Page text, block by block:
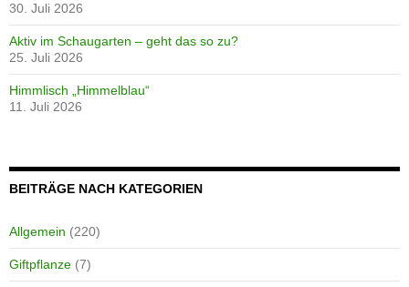
30. Juli 2026
Aktiv im Schaugarten – geht das so zu?
25. Juli 2026
Himmlisch „Himmelblau“
11. Juli 2026
BEITRÄGE NACH KATEGORIEN
Allgemein (220)
Giftpflanze (7)